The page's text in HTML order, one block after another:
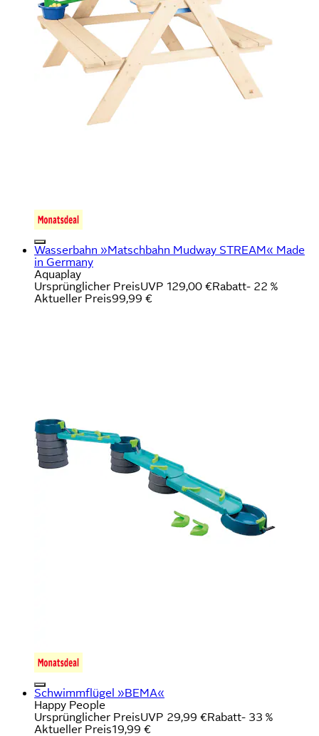
Wasserbahn »Matschbahn Mudway STREAM« Made
in Germany
Aquaplay
Ursprünglicher PreisUVP 129,00 €Rabatt- 22 %
Aktueller Preis99,99 €
Schwimmflügel »BEMA«
Happy People
Ursprünglicher PreisUVP 29,99 €Rabatt- 33 %
Aktueller Preis19,99 €